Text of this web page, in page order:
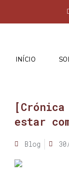
INÍCIO
estar
Blog